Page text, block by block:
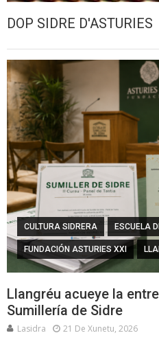
DOP SIDRE D'ASTURIES
CULTURA SIDRERA ESCUELA
FUNDACIÓN ASTURIES XXI
Llangréu acueye la
Sumillería de Sidre
Lasidra 21 De Xunetu, 2026